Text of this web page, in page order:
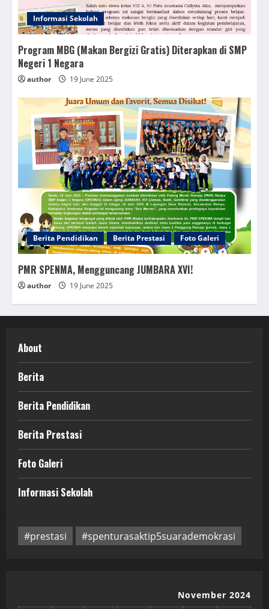
Informasi Sekolah
Program MBG (Makan Bergizi Gratis) Diterapkan di SMP
Negeri 1 Negara
author 19 June 2025
Berita Pendidikan Berita Prestasi Foto Galeri
PMR SPENMA, Mengguncang JUMBARA XVI!
author 19 June 2025
About
Berita
Berita Pendidikan
Berita Prestasi
Foto Galeri
Informasi Sekolah
#prestasi #spenturasaktip5suarademokrasi
November 2024